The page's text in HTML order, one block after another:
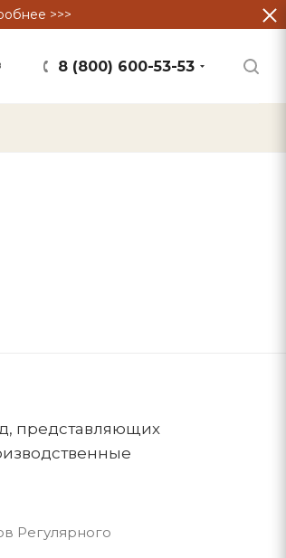
>>>
8 (800) 600-53-53
представляющих
Регулярного